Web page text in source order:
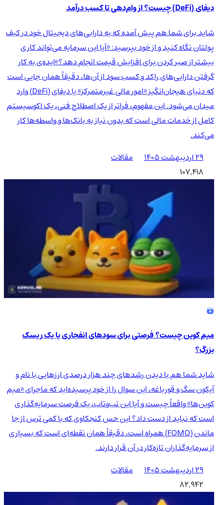
دیفای (DeFi) چیست؟ از وام‌دهی تا کسب درآمد
شاید برای شما هم پیش آمده که به دارایی‌های دیجیتال خود در کیف
پولتان نگاه کنید و از خود بپرسید: «آیا این سرمایه می‌تواند کاری
بیشتر از صبر کردن برای افزایش قیمت انجام دهد؟»ایده‌ی به کار
گرفتن دارایی‌های راکد و کسب سود از آن‌ها، دقیقاً همان جایی است
که دنیای هیجان‌انگیز «امور مالی غیرمتمرکز» یا دیفای (DeFi) وارد
میدان می‌شود. این مفهوم، فراتر از یک اصطلاح فنی، یک اکوسیستم
کامل از خدمات مالی است که بدون نیاز به بانک‌ها و واسطه‌ها کار
می‌کند.
۲۹ اردیبهشت ۱۴۰۵
مقالات
107,418
میم کوین چیست؟ فرصتی برای سودهای انفجاری یا یک ریسک
بزرگ؟
شاید شما هم با دیدن رشدهای چند هزار درصدی ارزهایی با نام و
آیکون سگ و قورباغه، این سوال را از خود پرسیده‌اید که ماجرای «میم
کوین‌ها» واقعاً چیست و آیا این تب‌وتاب، یک فرصت سرمایه‌گذاری
است که نباید از دست داد؟ این حس کنجکاوی که با کمی ترس از جا
ماندن (FOMO) همراه است، دقیقاً همان نقطه‌ای است که بسیاری
از سرمایه‌گذاران تازه‌کار در آن قرار دارند.
۲۹ اردیبهشت ۱۴۰۵
مقالات
82,942